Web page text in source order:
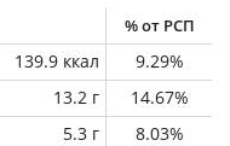
% от РСП
139.9 ккал 9.29%
13.2 г 14.67%
5.3 г 8.03%